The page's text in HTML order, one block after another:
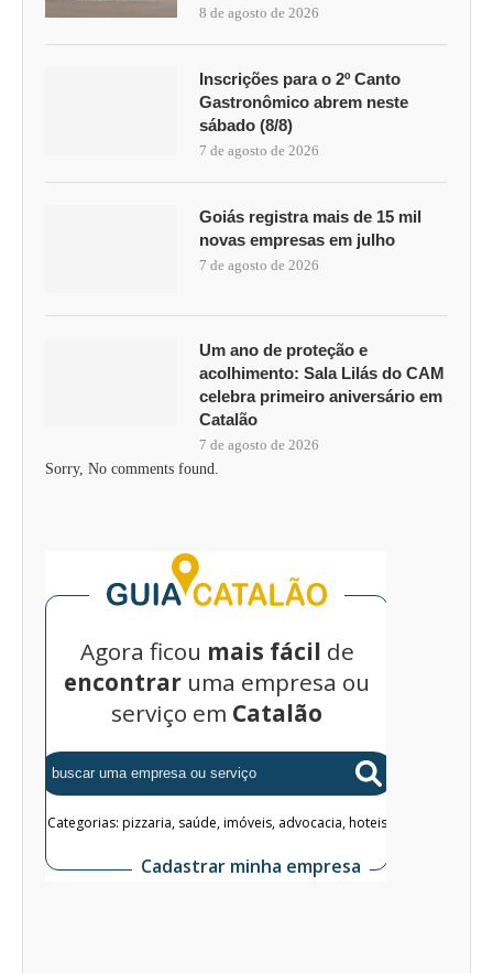
8 de agosto de 2026
Inscrições para o 2º Canto
Gastronômico abrem neste
sábado (8/8)
7 de agosto de 2026
Goiás registra mais de 15 mil
novas empresas em julho
7 de agosto de 2026
Um ano de proteção e
acolhimento: Sala Lilás do CAM
celebra primeiro aniversário em
Catalão
7 de agosto de 2026
Sorry, No comments found.